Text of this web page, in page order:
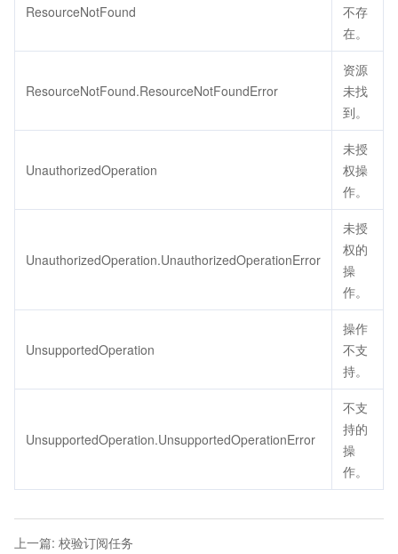
ResourceNotFound
不存
在。
ResourceNotFound.ResourceNotFoundError
资源
未找
到。
UnauthorizedOperation
未授
权操
作。
UnauthorizedOperation.UnauthorizedOperationError
未授
权的
操
作。
UnsupportedOperation
操作
不支
持。
UnsupportedOperation.UnsupportedOperationError
不支
持的
操
作。
上一篇: 校验订阅任务